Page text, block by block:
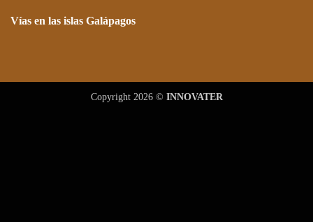
Vías en las islas Galápagos
Copyright 2026 © INNOVATER